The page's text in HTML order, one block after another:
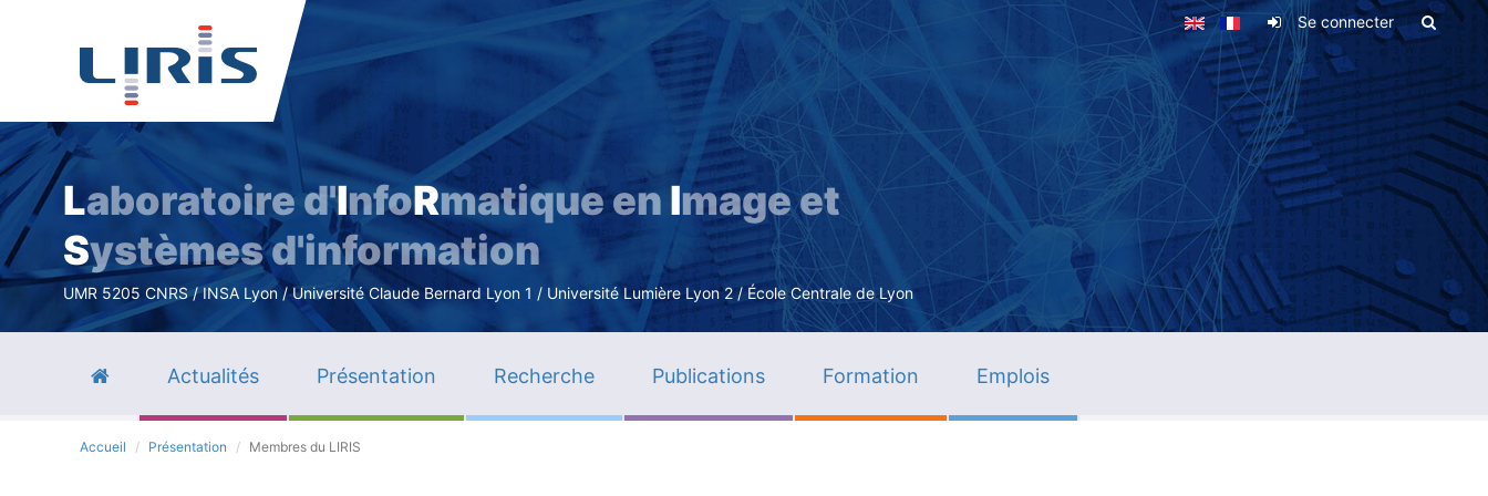
Aller
contenu
principal
Se connecter
Laboratoire d'InfoRmatique en Image et
Systèmes d'information
UMR 5205 CNRS / INSA Lyon / Université Claude Bernard Lyon 1 / Université Lumière Lyon 2 / École Centrale de Lyon
Actualités Présentation Recherche Publications Formation Emplois
Accueil Présentation Membres du LIRIS